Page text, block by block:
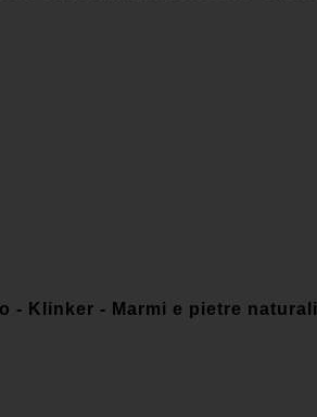
- Klinker - Marmi e pietre